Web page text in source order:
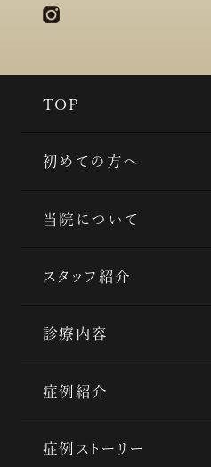
TOP
初めての方へ
当院について
スタッフ紹介
診療内容
症例紹介
症例ストーリー